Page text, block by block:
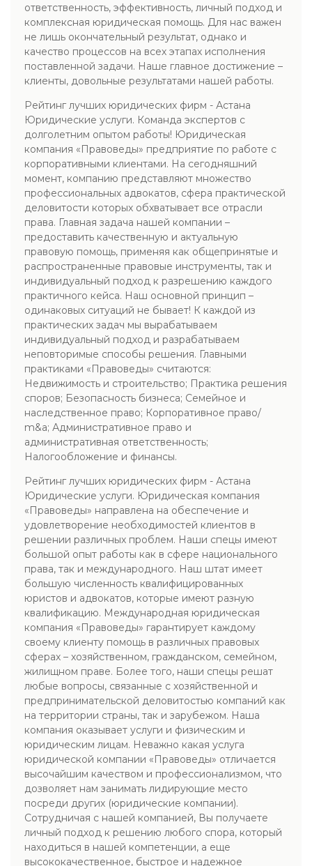
ответственность, эффективность, личный подход и
комплексная юридическая помощь. Для нас важен
не лишь окончательный результат, однако и
качество процессов на всех этапах исполнения
поставленной задачи. Наше главное достижение –
клиенты, довольные результатами нашей работы.
Рейтинг лучших юридических фирм - Астана
Юридические услуги. Команда экспертов с
долголетним опытом работы! Юридическая
компания «Правоведы» предприятие по работе с
корпоративными клиентами. На сегодняшний
момент, компанию представляют множество
профессиональных адвокатов, сфера практической
деловитости которых обхватывает все отрасли
права. Главная задача нашей компании –
предоставить качественную и актуальную
правовую помощь, применяя как общепринятые и
распространенные правовые инструменты, так и
индивидуальный подход к разрешению каждого
практичного кейса. Наш основной принцип –
одинаковых ситуаций не бывает! К каждой из
практических задач мы вырабатываем
индивидуальный подход и разрабатываем
неповторимые способы решения. Главными
практиками «Правоведы» считаются:
Недвижимость и строительство; Практика решения
споров; Безопасность бизнеса; Семейное и
наследственное право; Корпоративное право/
m&a; Административное право и
административная ответственность;
Налогообложение и финансы.
Рейтинг лучших юридических фирм - Астана
Юридические услуги. Юридическая компания
«Правоведы» направлена на обеспечение и
удовлетворение необходимостей клиентов в
решении различных проблем. Наши спецы имеют
большой опыт работы как в сфере национального
права, так и международного. Наш штат имеет
большую численность квалифицированных
юристов и адвокатов, которые имеют разную
квалификацию. Международная юридическая
компания «Правоведы» гарантирует каждому
своему клиенту помощь в различных правовых
сферах – хозяйственном, гражданском, семейном,
жилищном праве. Более того, наши спецы решат
любые вопросы, связанные с хозяйственной и
предпринимательской деловитостью компаний как
на территории страны, так и зарубежом. Наша
компания оказывает услуги и физическим и
юридическим лицам. Неважно какая услуга
юридической компании «Правоведы» отличается
высочайшим качеством и профессионализмом, что
дозволяет нам занимать лидирующие место
посреди других (юридические компании).
Сотрудничая с нашей компанией, Вы получаете
личный подход к решению любого спора, который
находиться в нашей компетенции, а еще
высококачественное, быстрое и надежное